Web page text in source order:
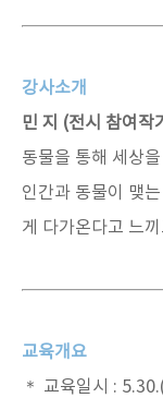
강사소개
민 지 (전시 참여작
동물을 통해 세상
인간과 동물이 맺
게 다가온다고 느
교육개요
＊ 교육일시 :